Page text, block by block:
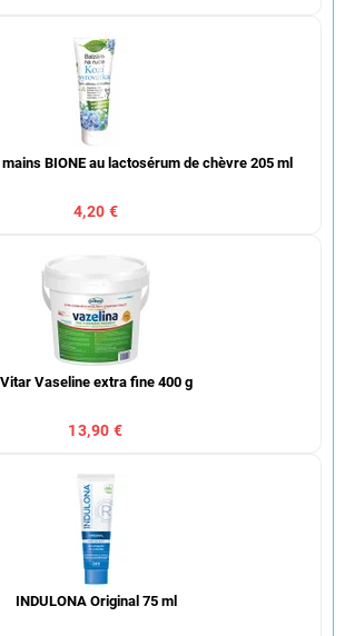
BIONE au lactosérum de chèvre 205 ml
4,20 €
Vitar Vaseline extra fine 400 g
13,90 €
INDULONA Original 75 ml